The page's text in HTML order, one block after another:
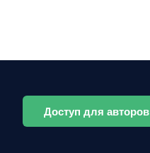
Доступ для авторов